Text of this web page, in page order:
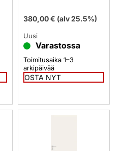
380,00€ (alv 25.5%)
Uusi
Varastossa
Toimitusaika 1–3
arkipäivää
OSTA NYT